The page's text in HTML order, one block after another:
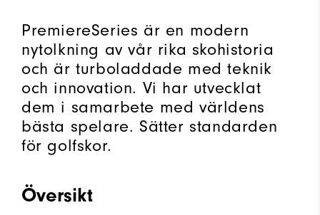
PremiereSeries är en modern
nytolkning av vår rika skohistoria
och är turboladdade med teknik
och innovation. Vi har utvecklat
dem i samarbete med världens
bästa spelare. Sätter standarden
för golfskor.
Översikt